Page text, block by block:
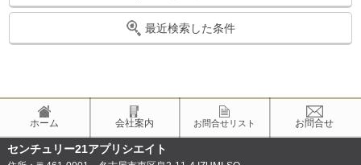
最近検索した条件
ホーム 会社案内 お問合せリスト お問合せ
センチュリー21アプリシエイト